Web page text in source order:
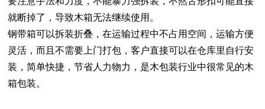
就断掉了，导致木箱无法继续使用。
钢带箱可以拆装折叠，在运输过程中不占用空间，运输方便
灵活，而且不需要上门打包，客户直接可以在仓库里自行安
装，简单快捷，节省人力物力，是木包装行业中很常见的木
箱包装。